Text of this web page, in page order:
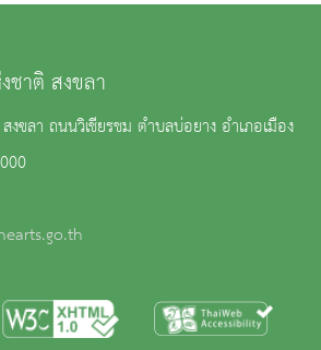
าติ สงขลา
ขลา ถนนวิเชียรชม ตำบลบ่อยาง อำเภอเมือง